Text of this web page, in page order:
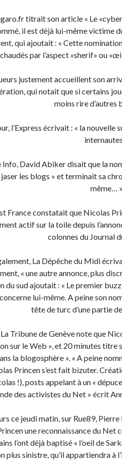
titrait son article « Le «cyber
il est déjà lui-même victime
qui ajoutait : « Cette
par l’aspect «sherif» ou
justement accueillent son
qui notait que si certains
moins rire d’autres
l’Express écrivait : « la
Info, David Abiker disait que la
les blogs » et terminait sa
même… »
France constatait que Nicolas
actif sur la toile depuis
colonnes du Journal
La Dépêche du Midi
« une autre annonce, plus
du sud ajoutait : « Le premier
lui-même. A peine son
tête de turc d’une partie
Tribune de Genève note que
sur le Web », et 20 minutes titre
la blogosphère ». « A peine
Princen s’est fait bizuter.
!), posts appelant à un «
des activistes du Net » écrit
ce jeudi matin, sur Rue89,
une reconnaissance du Net
l’ont déjà baptisé « l’oeil de
plus sinistre, qu’il appartiendra à